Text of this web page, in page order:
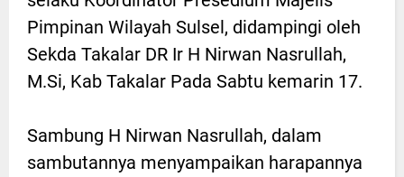
Pimpinan Wilayah Sulsel, didampingi oleh
Sekda Takalar DR Ir H Nirwan Nasrullah,
M.Si, Kab Takalar Pada Sabtu kemarin 17.
Sambung H Nirwan Nasrullah, dalam
sambutannya menyampaikan harapannya